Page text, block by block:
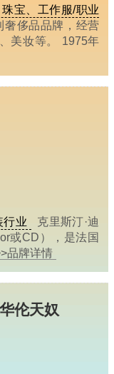
宝、工作服/职业
奢侈品品牌，经营
美妆等。 1975年
行业
克里斯汀·迪
或CD），是法国
品牌详情
伦天奴